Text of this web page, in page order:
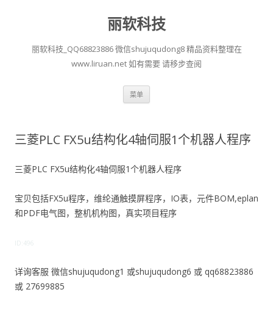
丽软科技
丽软科技_QQ68823886 微信shujuqudong8 精品资料整理在
www.liruan.net 如有需要 请移步查阅
菜单
三菱PLC FX5u结构化4轴伺服1个机器人程序
三菱PLC FX5u结构化4轴伺服1个机器人程序
宝贝包括FX5u程序，维纶通触摸屏程序，IO表，元件BOM,eplan
和PDF电气图，整机机构图，真实项目程序
ID:496
详询客服 微信shujuqudong1 或shujuqudong6 或 qq68823886
或 27699885